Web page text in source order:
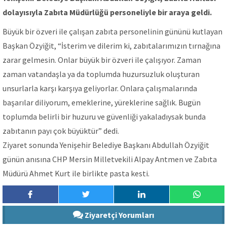
dolayısıyla Zabıta Müdürlüğü personeliyle bir araya geldi.
Büyük bir özveri ile çalışan zabıta personelinin gününü kutlayan
Başkan Özyiğit, “İsterim ve dilerim ki, zabıtalarımızın tırnağına
zarar gelmesin. Onlar büyük bir özveri ile çalışıyor. Zaman
zaman vatandaşla ya da toplumda huzursuzluk oluşturan
unsurlarla karşı karşıya geliyorlar. Onlara çalışmalarında
başarılar diliyorum, emeklerine, yüreklerine sağlık. Bugün
toplumda belirli bir huzuru ve güvenliği yakaladıysak bunda
zabıtanın payı çok büyüktür” dedi.
Ziyaret sonunda Yenişehir Belediye Başkanı Abdullah Özyiğit
günün anısına CHP Mersin Milletvekili Alpay Antmen ve Zabıta
Müdürü Ahmet Kurt ile birlikte pasta kesti.
Ziyaretçi Yorumları